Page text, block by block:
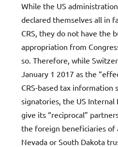
While the US
declared themselves all in
CRS, they do not have the
appropriation from
so. Therefore, while
January 1 2017 as the
CRS-based tax
signatories, the US
give its “reciprocal”
the foreign beneficiaries of
Nevada or South Dakota